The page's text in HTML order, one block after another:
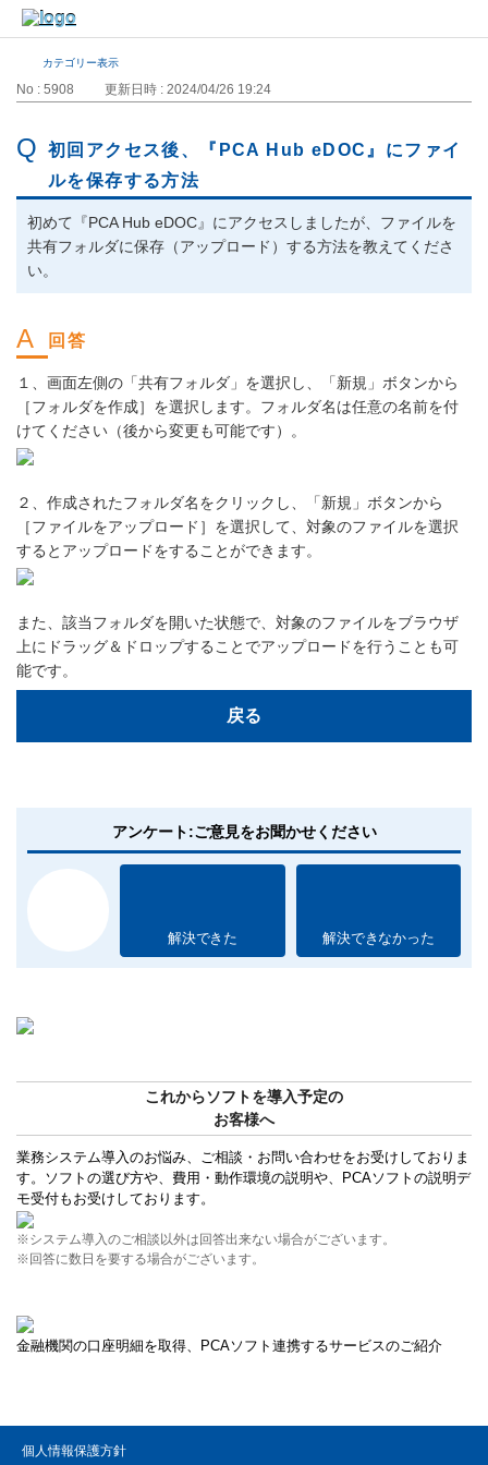
カテゴリー表示
No : 5908 更新日時 : 2024/04/26 19:24
初回アクセス後、『PCA Hub eDOC』にファイ
ルを保存する方法
初めて『PCA Hub eDOC』にアクセスしましたが、ファイルを
共有フォルダに保存（アップロード）する方法を教えてくださ
い。
１、画面左側の「共有フォルダ」を選択し、「新規」ボタンから
［フォルダを作成］を選択します。フォルダ名は任意の名前を付
けてください（後から変更も可能です）。
２、作成されたフォルダ名をクリックし、「新規」ボタンから
［ファイルをアップロード］を選択して、対象のファイルを選択
するとアップロードをすることができます。
また、該当フォルダを開いた状態で、対象のファイルをブラウザ
上にドラッグ＆ドロップすることでアップロードを行うことも可
能です。
戻る
アンケート:ご意見をお聞かせください
解決できた 解決できなかった
これからソフトを導入予定の
お客様へ
業務システム導入のお悩み、ご相談・お問い合わせをお受けしておりま
す。ソフトの選び方や、費用・動作環境の説明や、PCAソフトの説明デ
モ受付もお受けしております。
※システム導入のご相談以外は回答出来ない場合がございます。
※回答に数日を要する場合がございます。
金融機関の口座明細を取得、PCAソフト連携するサービスのご紹介
個人情報保護方針